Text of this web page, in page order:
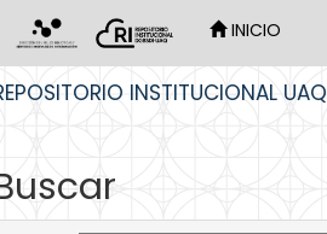
INICIO
INSTITUCIONAL UAQ